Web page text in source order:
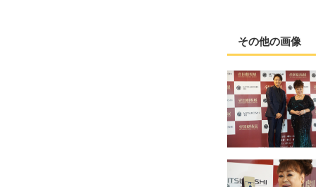
その他の画像